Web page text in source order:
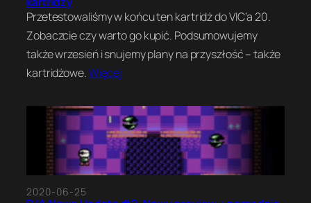
Przetestowaliśmy w końcu ten kartridż do VIC’a 20.
Zobaczcie czy warto go kupić. Podsumowujemy
także wrzesień i snujemy plany na przyszłość – także
kartridżowe.Więcej
2020-06-25